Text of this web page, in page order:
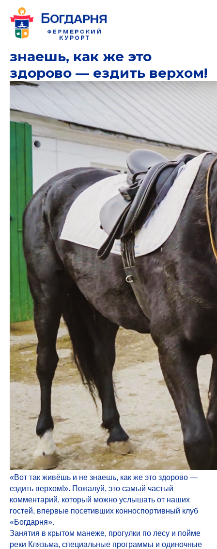
Вот так живёшь и не
знаешь, как же это
здорово — ездить верхом!
«Вот так живёшь и не знаешь, как же это здорово —
ездить верхом!». Пожалуй, это самый частый
комментарий, который можно услышать от наших
гостей, впервые посетивших конноспортивный клуб
«Богдарня».
Занятия в крытом манеже, прогулки по лесу и пойме
реки Клязьма, специальные программы и одиночные